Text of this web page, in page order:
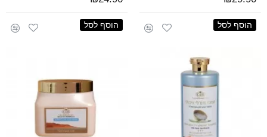
הוסף לסל הוסף לסל